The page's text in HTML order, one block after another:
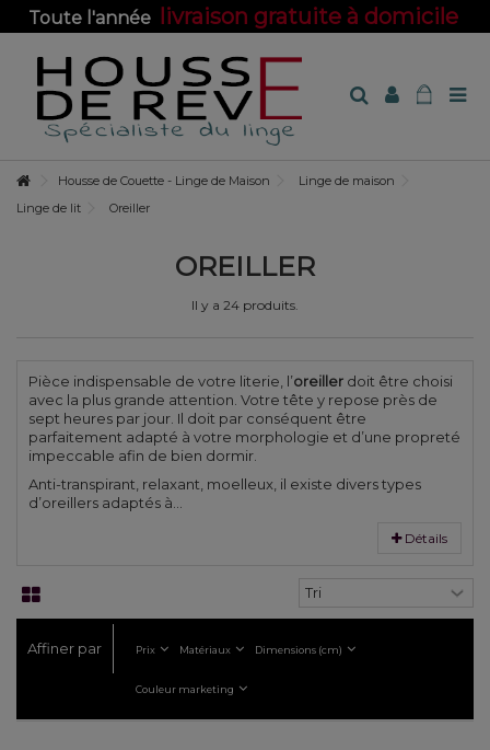
Toute l'année livraison gratuite à domicile
Housse de Couette - Linge de Maison
Linge de maison
Linge de lit
Oreiller
OREILLER
Il y a 24 produits.
Pièce indispensable de votre literie, l’oreiller doit être choisi
avec la plus grande attention. Votre tête y repose près de
sept heures par jour. Il doit par conséquent être
parfaitement adapté à votre morphologie et d’une propreté
impeccable afin de bien dormir.
Anti-transpirant, relaxant, moelleux, il existe divers types
d’oreillers adaptés à...
Détails
Affiner par Prix Matériaux Dimensions (cm)
Couleur marketing